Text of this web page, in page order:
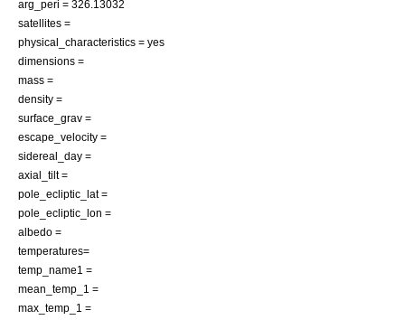
arg_peri = 326.13032
satellites =
physical_characteristics = yes
dimensions =
mass =
density =
surface_grav =
escape_velocity =
sidereal_day =
axial_tilt =
pole_ecliptic_lat =
pole_ecliptic_lon =
albedo =
temperatures=
temp_name1 =
mean_temp_1 =
max_temp_1 =